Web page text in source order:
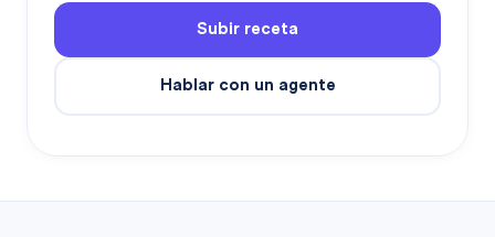
Subir receta
Hablar con un agente